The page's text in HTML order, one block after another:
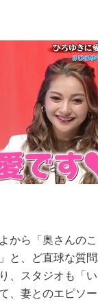
から「奥さんのこ
と、ど直球な質
、スタジオも「
、妻とのエピソ